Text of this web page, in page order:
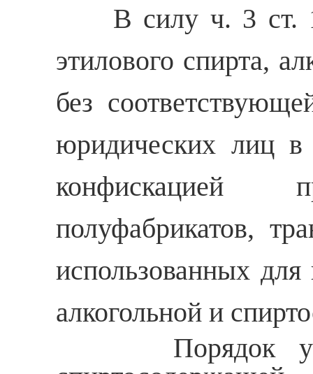
В силу ч. 3 ст.
этилового спирта,
без
юридических лиц
конфискацией
полуфабрикатов,
использованных для
алкогольной и
Порядок учета